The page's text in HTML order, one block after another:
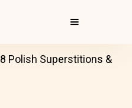
8 Polish Superstitions &